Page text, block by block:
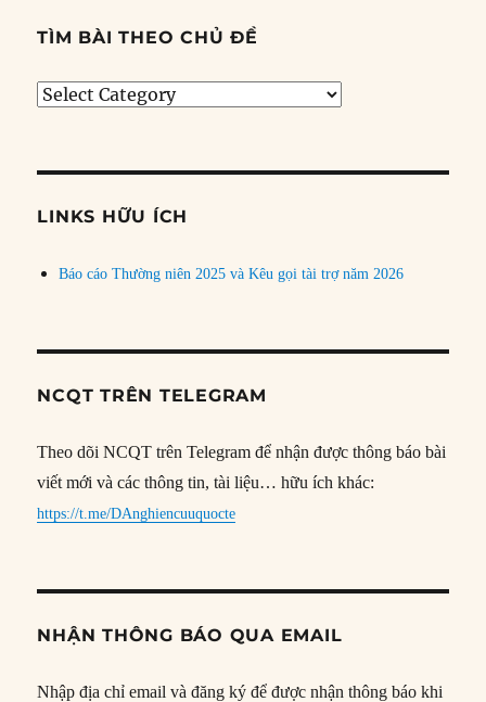
TÌM BÀI THEO CHỦ ĐỀ
Tìm
đề
LINKS HỮU ÍCH
Báo cáo Thường niên 2025 và Kêu gọi tài trợ năm 2026
NCQT TRÊN TELEGRAM
Theo dõi NCQT trên Telegram để nhận được thông báo bài
viết mới và các thông tin, tài liệu… hữu ích khác:
https://t.me/DAnghiencuuquocte
NHẬN THÔNG BÁO QUA EMAIL
Nhập địa chỉ email và đăng ký để được nhận thông báo khi